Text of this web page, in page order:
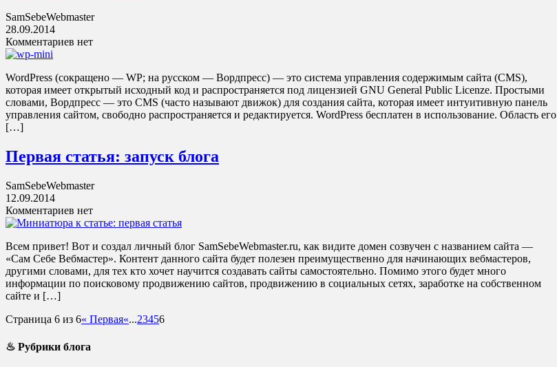
SamSebeWebmaster
28.09.2014
Комментариев нет
WordPress (сокращено — WP; на русском — Вордпресс) — это система управления содержимым сайта (CMS),
которая имеет открытый исходный код и распространяется под лицензией GNU General Public Licenze. Простыми
словами, Вордпресс — это CMS (часто называют движок) для создания сайта, которая имеет интуитивную панель
управления сайтом, свободно распространяется и редактируется. WordPress бесплатен в использование. Область его
[…]
Первая статья: запуск блога
SamSebeWebmaster
12.09.2014
Комментариев нет
Всем привет! Вот и создал личный блог SamSebeWebmaster.ru, как видите домен созвучен с названием сайта —
«Сам Себе Вебмастер». Контент данного сайта будет полезен преимущественно для начинающих вебмастеров,
другими словами, для тех кто хочет научится создавать сайты самостоятельно. Помимо этого будет много
информации по поисковому продвижению сайтов, продвижению в социальных сетях, заработке на собственном
сайте и […]
Страница 6 из 6« Первая«...23456
♨ Рубрики блога